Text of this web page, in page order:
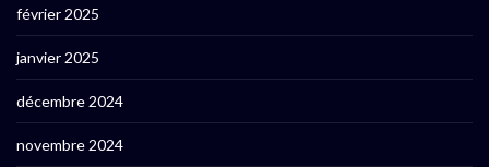
février 2025
janvier 2025
décembre 2024
novembre 2024